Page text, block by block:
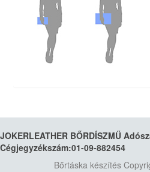
JOKERLEATHER BŐRDÍSZMŰ
Cégjegyzékszám:01-09-882454
Bőrtáska készítés